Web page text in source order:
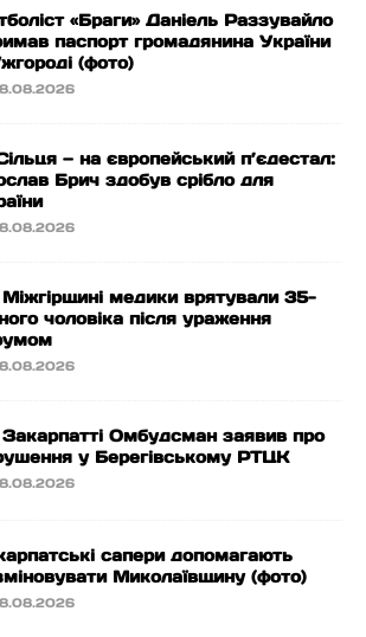
«Браги» Даніель Раззувайло
паспорт громадянина України
(фото)
— на європейський п’єдестал:
Брич здобув срібло для
медики врятували 35-
чоловіка після ураження
Омбудсман заявив про
у Берегівському РТЦК
сапери допомагають
Миколаївщину (фото)